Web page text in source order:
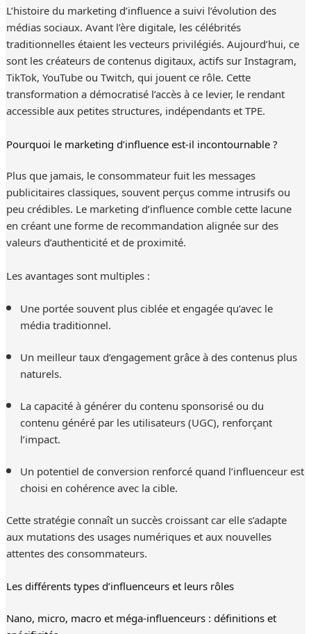
L’histoire du marketing d’influence a suivi l’évolution des
médias sociaux. Avant l’ère digitale, les célébrités
traditionnelles étaient les vecteurs privilégiés. Aujourd’hui, ce
sont les créateurs de contenus digitaux, actifs sur Instagram,
TikTok, YouTube ou Twitch, qui jouent ce rôle. Cette
transformation a démocratisé l’accès à ce levier, le rendant
accessible aux petites structures, indépendants et TPE.
Pourquoi le marketing d’influence est-il incontournable ?
Plus que jamais, le consommateur fuit les messages
publicitaires classiques, souvent perçus comme intrusifs ou
peu crédibles. Le marketing d’influence comble cette lacune
en créant une forme de recommandation alignée sur des
valeurs d’authenticité et de proximité.
Les avantages sont multiples :
Une portée souvent plus ciblée et engagée qu’avec le
média traditionnel.
Un meilleur taux d’engagement grâce à des contenus plus
naturels.
La capacité à générer du contenu sponsorisé ou du
contenu généré par les utilisateurs (UGC), renforçant
l’impact.
Un potentiel de conversion renforcé quand l’influenceur est
choisi en cohérence avec la cible.
Cette stratégie connaît un succès croissant car elle s’adapte
aux mutations des usages numériques et aux nouvelles
attentes des consommateurs.
Les différents types d’influenceurs et leurs rôles
Nano, micro, macro et méga-influenceurs : définitions et